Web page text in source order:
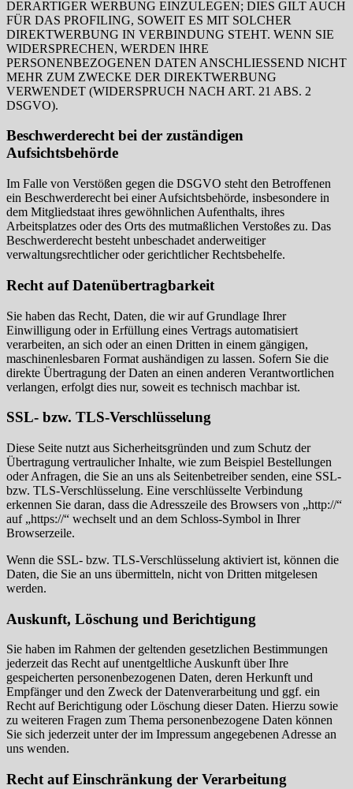
DERARTIGER WERBUNG EINZULEGEN; DIES GILT AUCH
FÜR DAS PROFILING, SOWEIT ES MIT SOLCHER
DIREKTWERBUNG IN VERBINDUNG STEHT. WENN SIE
WIDERSPRECHEN, WERDEN IHRE
PERSONENBEZOGENEN DATEN ANSCHLIESSEND NICHT
MEHR ZUM ZWECKE DER DIREKTWERBUNG
VERWENDET (WIDERSPRUCH NACH ART. 21 ABS. 2
DSGVO).
Beschwerderecht bei der zuständigen
Aufsichtsbehörde
Im Falle von Verstößen gegen die DSGVO steht den Betroffenen
ein Beschwerderecht bei einer Aufsichtsbehörde, insbesondere in
dem Mitgliedstaat ihres gewöhnlichen Aufenthalts, ihres
Arbeitsplatzes oder des Orts des mutmaßlichen Verstoßes zu. Das
Beschwerderecht besteht unbeschadet anderweitiger
verwaltungsrechtlicher oder gerichtlicher Rechtsbehelfe.
Recht auf Datenübertragbarkeit
Sie haben das Recht, Daten, die wir auf Grundlage Ihrer
Einwilligung oder in Erfüllung eines Vertrags automatisiert
verarbeiten, an sich oder an einen Dritten in einem gängigen,
maschinenlesbaren Format aushändigen zu lassen. Sofern Sie die
direkte Übertragung der Daten an einen anderen Verantwortlichen
verlangen, erfolgt dies nur, soweit es technisch machbar ist.
SSL- bzw. TLS-Verschlüsselung
Diese Seite nutzt aus Sicherheitsgründen und zum Schutz der
Übertragung vertraulicher Inhalte, wie zum Beispiel Bestellungen
oder Anfragen, die Sie an uns als Seitenbetreiber senden, eine SSL-
bzw. TLS-Verschlüsselung. Eine verschlüsselte Verbindung
erkennen Sie daran, dass die Adresszeile des Browsers von „http://“
auf „https://“ wechselt und an dem Schloss-Symbol in Ihrer
Browserzeile.
Wenn die SSL- bzw. TLS-Verschlüsselung aktiviert ist, können die
Daten, die Sie an uns übermitteln, nicht von Dritten mitgelesen
werden.
Auskunft, Löschung und Berichtigung
Sie haben im Rahmen der geltenden gesetzlichen Bestimmungen
jederzeit das Recht auf unentgeltliche Auskunft über Ihre
gespeicherten personenbezogenen Daten, deren Herkunft und
Empfänger und den Zweck der Datenverarbeitung und ggf. ein
Recht auf Berichtigung oder Löschung dieser Daten. Hierzu sowie
zu weiteren Fragen zum Thema personenbezogene Daten können
Sie sich jederzeit unter der im Impressum angegebenen Adresse an
uns wenden.
Recht auf Einschränkung der Verarbeitung